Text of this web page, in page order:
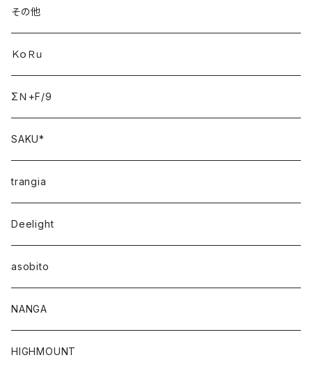
その他
ＫｏＲｕ
ΣＮ+F/9
SAKU*
trangia
Deelight
asobito
NANGA
HIGHMOUNT